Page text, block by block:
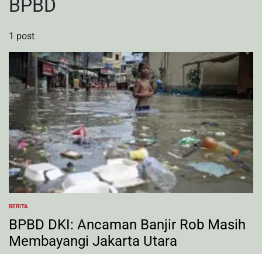
BPBD
1 post
POSTED
IN
BERITA
BPBD DKI: Ancaman Banjir Rob Masih
Membayangi Jakarta Utara